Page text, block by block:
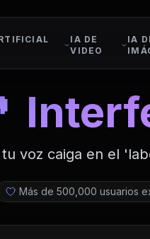
IA DE
VIDEO
IA
tu voz caiga en el
Más de 500,000 usuarios